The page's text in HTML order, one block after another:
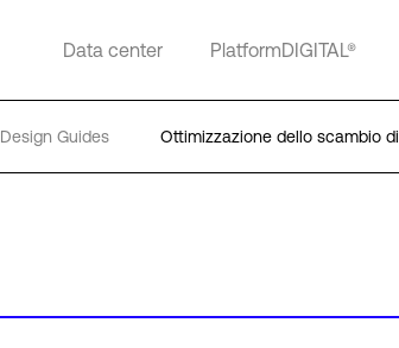
Data center PlatformDIGITAL®
Design Guides Ottimizzazione dello scambio